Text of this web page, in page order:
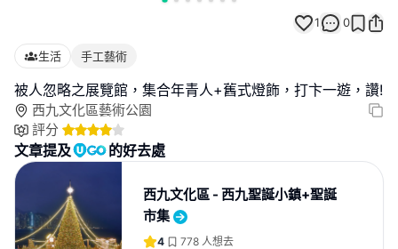
1 0
生活 手工藝術
被人忽略之展覽館，集合年青人+舊式燈飾，打卞一遊，讚!
西九文化區藝術公園
評分
文章提及 的好去處
西九文化區 - 西九聖誕小鎮+聖誕
市集
4 778 人想去